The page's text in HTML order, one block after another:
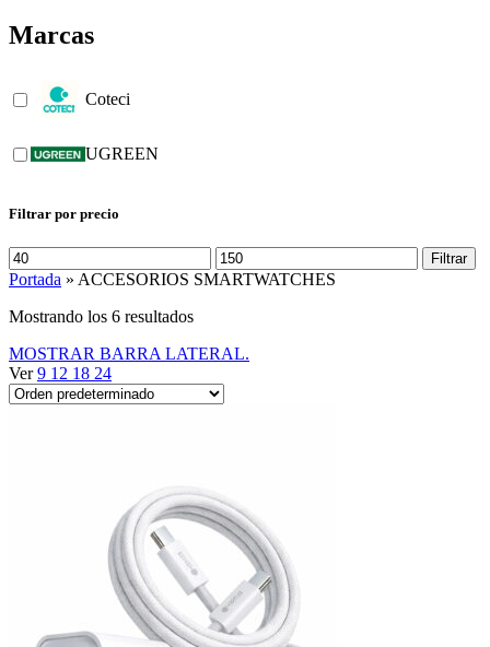
Marcas
Coteci
UGREEN
Filtrar por precio
Precio
mínimo
Precio
máximo
Filtrar
Portada » ACCESORIOS SMARTWATCHES
Mostrando los 6 resultados
MOSTRAR BARRA LATERAL.
Ver9 12 18 24